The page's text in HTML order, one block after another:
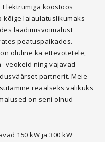
koostöös
kõige laiaulatuslikumaks
laadimisvõimalust
peatuspaikades.
oluline ka ettevõtetele,
veokeid ning vajavad
partnerit. Meie
reaalseks valikuks
on seni olnud
150 kW ja 300 kW